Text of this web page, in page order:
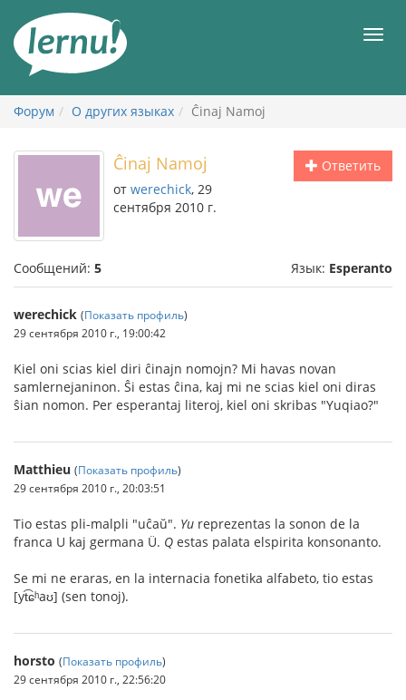
содержанию
Форум О других языках Ĉinaj Namoj
Ответить
Ĉinaj Namoj
от werechick, 29
сентября 2010 г.
Сообщений: 5 Язык: Esperanto
werechick (Показать профиль)
29 сентября 2010 г., 19:00:42
Kiel oni scias kiel diri ĉinajn nomojn? Mi havas novan
samlernejaninon. Ŝi estas ĉina, kaj mi ne scias kiel oni diras
ŝian nomon. Per esperantaj literoj, kiel oni skribas "Yuqiao?"
Matthieu (Показать профиль)
29 сентября 2010 г., 20:03:51
Tio estas pli-malpli "uĉaŭ". Yu reprezentas la sonon de la
franca U kaj germana Ü. Q estas palata elspirita konsonanto.
Se mi ne eraras, en la internacia fonetika alfabeto, tio estas
[yt͡ɕʰaʊ] (sen tonoj).
horsto (Показать профиль)
29 сентября 2010 г., 22:56:20